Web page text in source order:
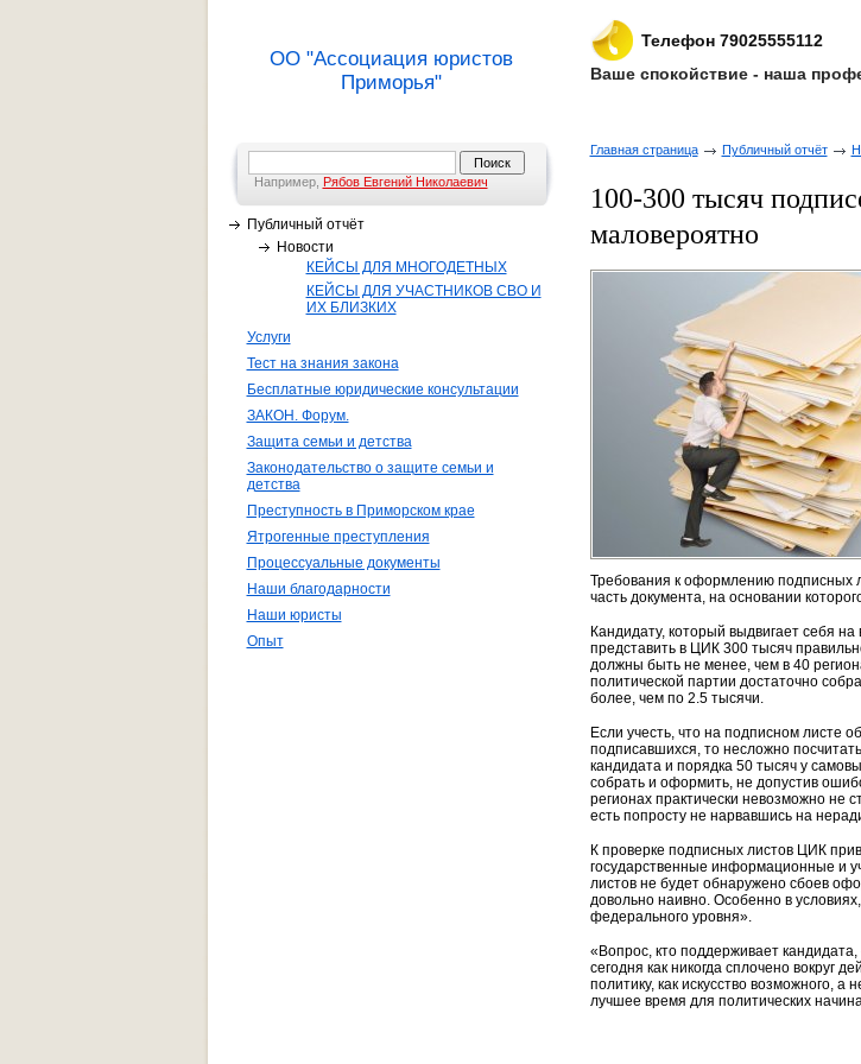
ОО "Ассоциация юристов
Приморья"
Телефон 79025555112
Ваше спокойствие - наша
Например, Рябов Евгений Николаевич
Публичный отчёт
Новости
КЕЙСЫ ДЛЯ МНОГОДЕТНЫХ
КЕЙСЫ ДЛЯ УЧАСТНИКОВ СВО И
ИХ БЛИЗКИХ
Услуги
Тест на знания закона
Бесплатные юридические консультации
ЗАКОН. Форум.
Защита семьи и детства
Законодательство о защите семьи и
детства
Преступность в Приморском крае
Ятрогенные преступления
Процессуальные документы
Наши благодарности
Наши юристы
Опыт
Главная страница Публичный отчёт
100-300 тысяч
маловероятно
Требования к оформлению подписных
часть документа, на основании
Кандидату, который выдвигает себя
представить в ЦИК 300 тысяч
должны быть не менее, чем в 40
политической партии достаточно
более, чем по 2.5 тысячи.
Если учесть, что на подписном листе
подписавшихся, то несложно
кандидата и порядка 50 тысяч у
собрать и оформить, не допустив
регионах практически невозможно не
есть попросту не нарвавшись на
К проверке подписных листов ЦИК
государственные информационные и
листов не будет обнаружено сбоев
довольно наивно. Особенно в
федерального уровня».
«Вопрос, кто поддерживает
сегодня как никогда сплочено вокруг
политику, как искусство возможного,
лучшее время для политических